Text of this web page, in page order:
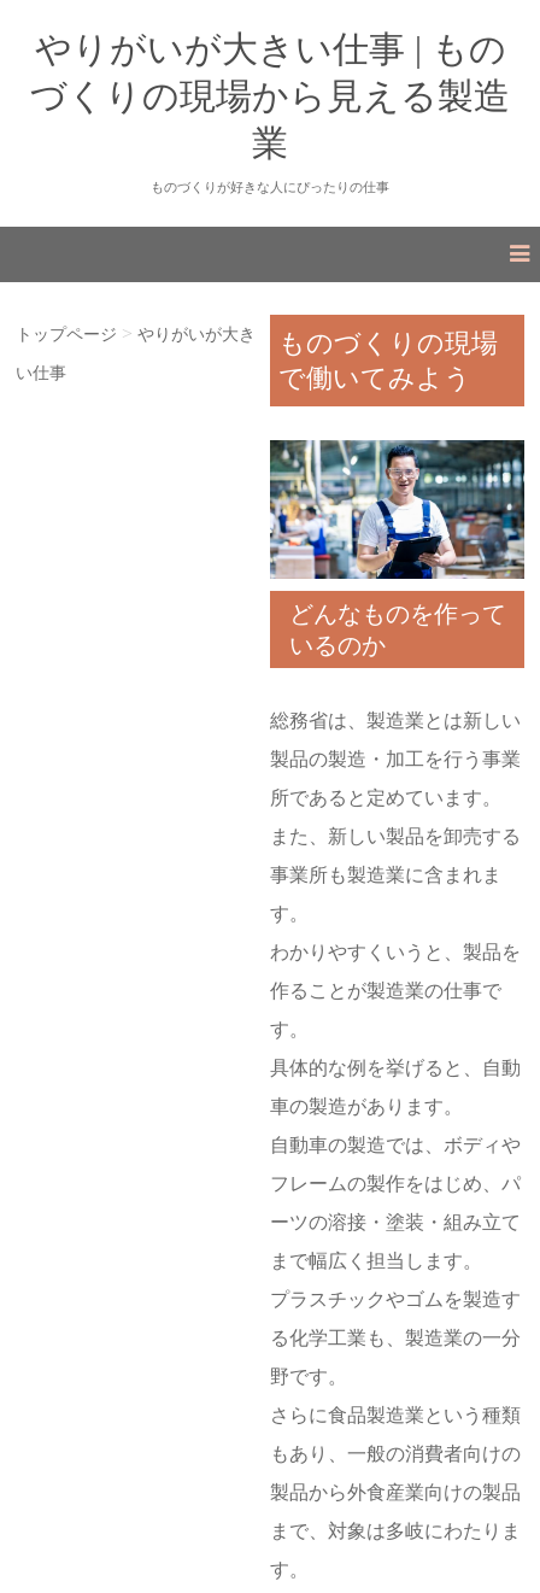
やりがいが大きい仕事 | もの
づくりの現場から見える製造
業
ものづくりが好きな人にぴったりの仕事
トップページ > やりがいが大き
い仕事
ものづくりの現場
で働いてみよう
どんなものを作って
いるのか
総務省は、製造業とは新しい
製品の製造・加工を行う事業
所であると定めています。
また、新しい製品を卸売する
事業所も製造業に含まれま
す。
わかりやすくいうと、製品を
作ることが製造業の仕事で
す。
具体的な例を挙げると、自動
車の製造があります。
自動車の製造では、ボディや
フレームの製作をはじめ、パ
ーツの溶接・塗装・組み立て
まで幅広く担当します。
プラスチックやゴムを製造す
る化学工業も、製造業の一分
野です。
さらに食品製造業という種類
もあり、一般の消費者向けの
製品から外食産業向けの製品
まで、対象は多岐にわたりま
す。